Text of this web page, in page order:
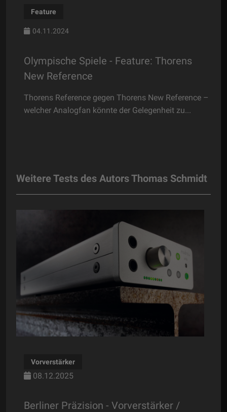
- Feature: Thorens
Thorens New Reference –
der Gelegenheit zu...
Kunst und Können -
Eines steht jedenfalls
TD124 DD Exclusive
Weitere Tests des Autors Thomas Schmidt
- Vorverstärker / Weiter, immer